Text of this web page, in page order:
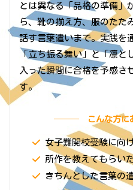
とは異なる「品格の準備」
ら、靴の揃え方、服のたた
話す言葉遣いまで。実践を
「立ち振る舞い」と「凛と
入った瞬間に合格を予感さ
す。
こんな方に
女子難関校受験に向
所作を教えてもらい
きちんとした言葉の